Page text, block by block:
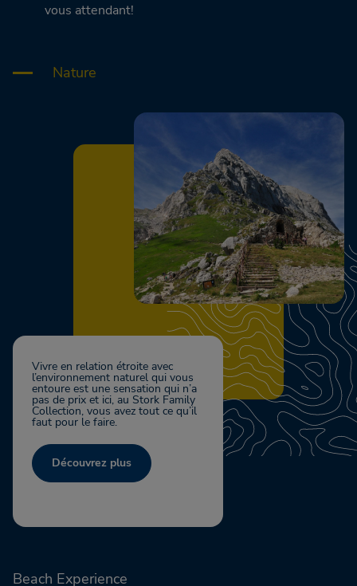
vous attendant!
Nature
Vivre en relation étroite avec
l’environnement naturel qui vous
entoure est une sensation qui n’a
pas de prix et ici, au Stork Family
Collection, vous avez tout ce qu’il
faut pour le faire.
Découvrez plus
Beach Experience